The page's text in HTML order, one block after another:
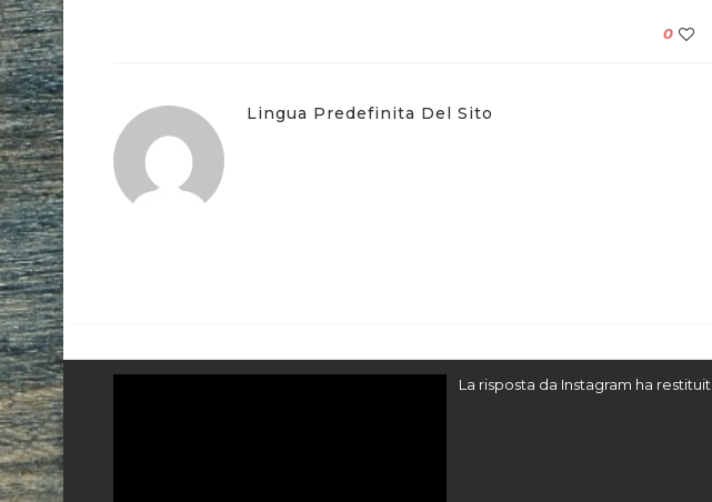
0
Lingua Predefinita Del Sito
La risposta da Instagram ha